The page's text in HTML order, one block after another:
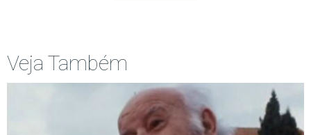
Veja Também